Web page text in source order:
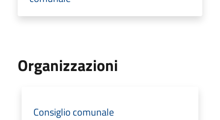
Organizzazioni
Consiglio comunale